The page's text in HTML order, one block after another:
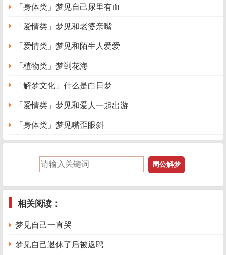
「身体类」梦见自己尿里有血
「爱情类」梦见和老婆亲嘴
「爱情类」梦见和陌生人爱爱
「植物类」梦到花海
「解梦文化」什么是白日梦
「爱情类」梦见和爱人一起出游
「身体类」梦见嘴歪眼斜
相关阅读：
梦见自己一直哭
梦见自己退休了后被返聘